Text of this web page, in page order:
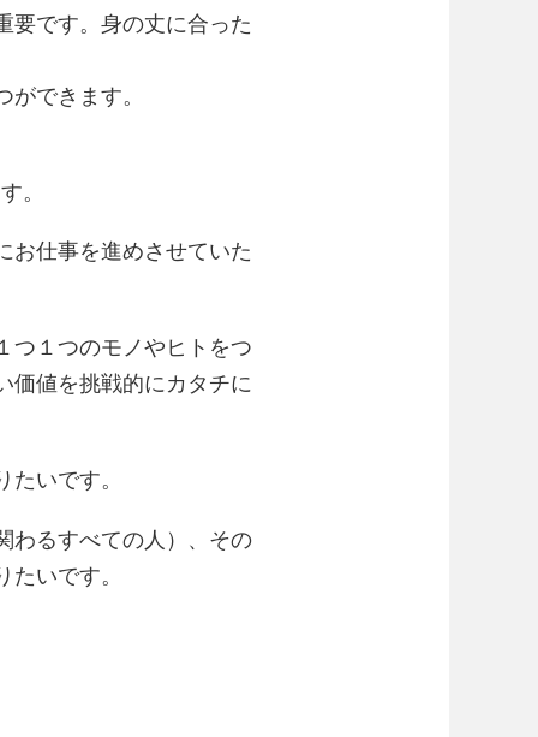
要です。身の丈に合った
できます。
。
お仕事を進めさせていた
つ１つのモノやヒトをつ
価値を挑戦的にカタチに
いです。
わるすべての人）、その
いです。